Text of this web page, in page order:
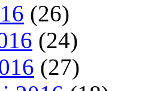
(26)
(24)
(27)